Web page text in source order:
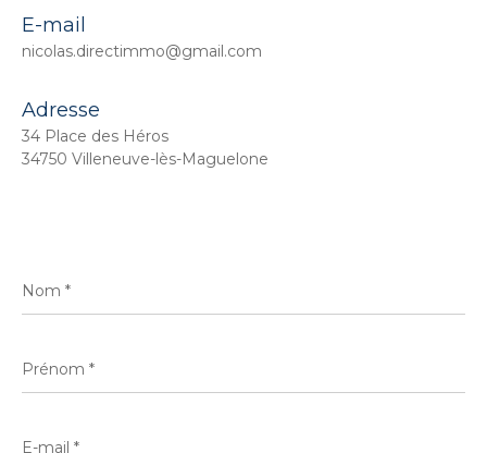
E-mail
nicolas.directimmo@gmail.com
Adresse
34 Place des Héros
34750 Villeneuve-lès-Maguelone
*
*
mail